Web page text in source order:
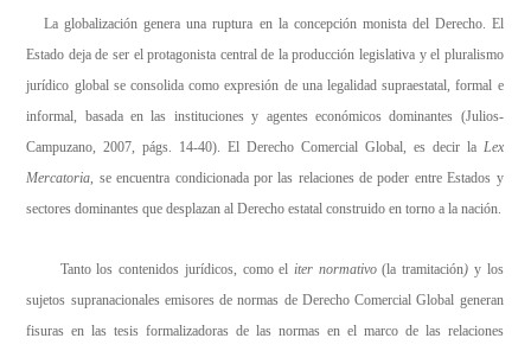
La globalización genera una ruptura en la concepción monista del Derecho. El
Estado deja de ser el protagonista central de la producción legislativa y el pluralismo
jurídico global se consolida como expresión de una legalidad supraestatal, formal e
informal, basada en las instituciones y agentes económicos dominantes (Julios-
Campuzano, 2007, págs. 14-40). El Derecho Comercial Global, es decir la Lex
Mercatoria, se encuentra condicionada por las relaciones de poder entre Estados y
sectores dominantes que desplazan al Derecho estatal construido en torno a la nación.
Tanto los contenidos jurídicos, como el iter normativo(la tramitación) y los
sujetos supranacionales emisores de normas de Derecho Comercial Global generan
fisuras en las tesis formalizadoras de las normas en el marco de las relaciones